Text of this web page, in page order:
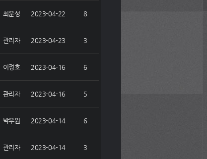
최운성 2023-04-22 8
관리자 2023-04-23 3
이정호 2023-04-16 6
관리자 2023-04-16 5
박우원 2023-04-14 6
관리자 2023-04-14 3